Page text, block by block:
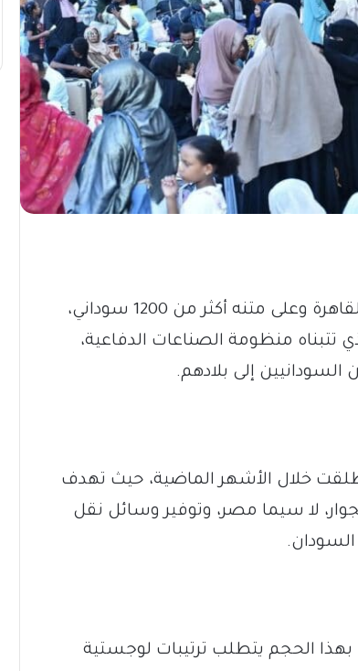
غادر القطار رقم (12) من العاصمة المصرية القاهرة وعلى متنه أكثر من 1200 سوداني،
تتبناه منظومة الصناعات الدفاعية،
إلى بلادهم.
خلال الأشهر الماضية، حيث تهدف
لا سيما مصر، وتوفير وسائل نقل
الحجم يتطلب ترتيبات لوجستية